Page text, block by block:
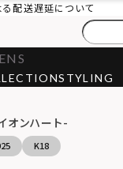
る配送遅延について
STYLING
オンハート-
K18